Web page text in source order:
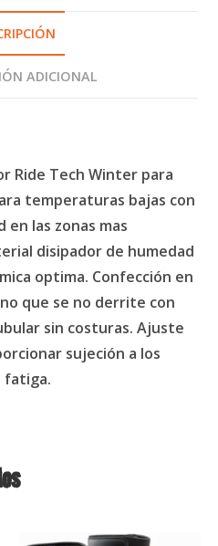
ADICIONAL
Ride Tech Winter para
temperaturas bajas con
las zonas mas
disipador de humedad
optima. Confección en
que se no derrite con
sin costuras. Ajuste
sujeción a los
fatiga.